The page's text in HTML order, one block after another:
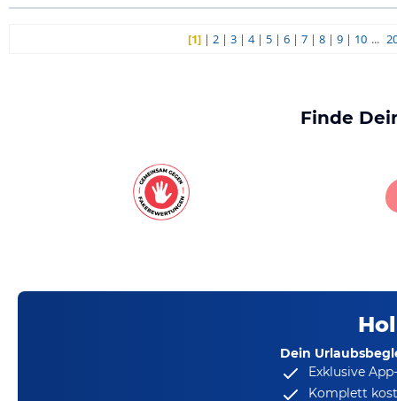
[1]| 2| 3| 4| 5| 6| 7| 8| 9| 10 ...
Finde
Dein
Exklusive
Komplett